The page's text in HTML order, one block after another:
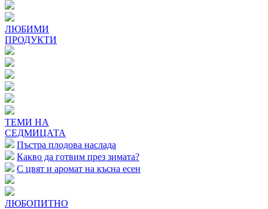
ЛЮБИМИ
ПРОДУКТИ
ТЕМИ НА
СЕДМИЦАТА
Пъстра плодова наслада
Какво да готвим през зимата?
С цвят и аромат на късна есен
ЛЮБОПИТНО